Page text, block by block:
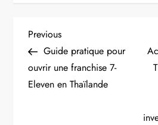
N
a
v
Previous
Post
Previous
Guide pratique pour
ouvrir une franchise 7-
Eleven en Thaïlande